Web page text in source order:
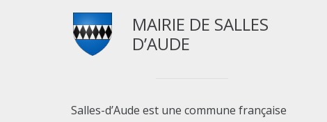
MAIRIE DE SALLES
D’AUDE
Salles-d’Aude est une commune française